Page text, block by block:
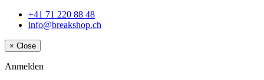
+41 71 220 88 48
info@breakshop.ch
× Close
Anmelden